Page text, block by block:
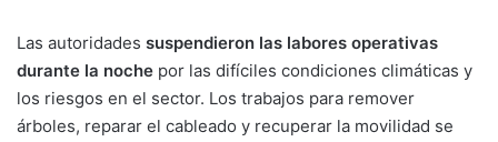
Las autoridades suspendieron las labores operativas
durante la noche por las difíciles condiciones climáticas y
los riesgos en el sector. Los trabajos para remover
árboles, reparar el cableado y recuperar la movilidad se